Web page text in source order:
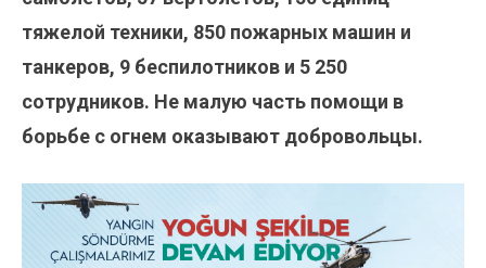
тяжелой техники, 850 пожарных машин и
танкеров, 9 беспилотников и 5 250
сотрудников. Не малую часть помощи в
борьбе с огнем оказывают добровольцы.